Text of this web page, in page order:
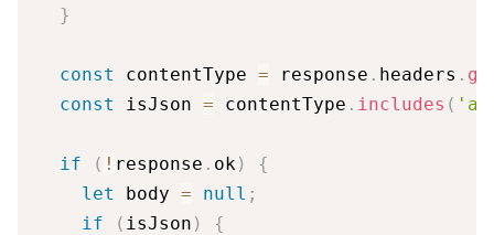
}
const contentType = response . headers .
const
isJson = contentType . includes (
if ( ! response . ok)
{
let
body = null ;
if
( isJson )
{